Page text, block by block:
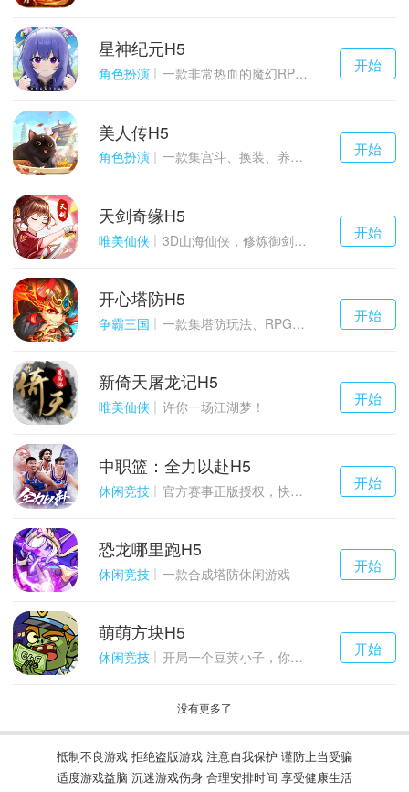
千百度h5
游戏
开始
星神纪元H5
角色扮演 一款非常热血的魔幻RPG游戏
千百度h5
游戏
开始
美人传H5
角色扮演 一款集宫斗、换装、养成等于一体的古装宫廷恋爱手游
千百度h5
游戏
开始
天剑奇缘H5
唯美仙侠 3D山海仙侠，修炼御剑情缘
千百度h5
游戏
开始
开心塔防H5
争霸三国 一款集塔防玩法、RPG策略、卡牌养成于一体的轻度H5游戏
千百度h5
游戏
开始
新倚天屠龙记H5
唯美仙侠 许你一场江湖梦！
千百度h5
游戏
开始
中职篮：全力以赴H5
休闲竞技 官方赛事正版授权，快来打造属于自己的传奇吧~
千百度h5
游戏
开始
恐龙哪里跑H5
休闲竞技 一款合成塔防休闲游戏
千百度h5
游戏
开始
萌萌方块H5
休闲竞技 开局一个豆荚小子，你能坚持到几关？
没有更多了
抵制不良游戏 拒绝盗版游戏 注意自我保护 谨防上当受骗
适度游戏益脑 沉迷游戏伤身 合理安排时间 享受健康生活